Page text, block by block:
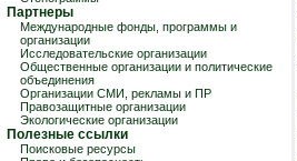
Партнеры
Международные фонды, программы и
организации
Исследовательские организации
Общественные организации и политические
объединения
Организации СМИ, рекламы и ПР
Правозащитные организации
Экологические организации
Полезные ссылки
Поисковые ресурсы